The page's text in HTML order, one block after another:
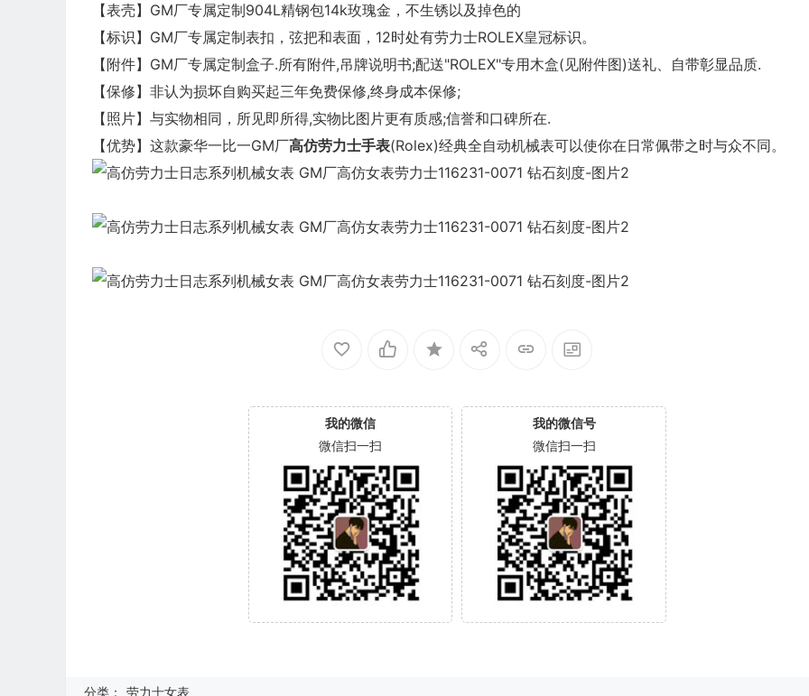
【表壳】GM厂专属定制904L精钢包14k玫瑰金，不生锈以及掉色的
【标识】GM厂专属定制表扣，弦把和表面，12时处有劳力士ROLEX皇冠标识。
【附件】GM厂专属定制盒子.所有附件,吊牌说明书;配送"ROLEX"专用木盒(见附件图)送礼、自带彰显品质.
【保修】非认为损坏自购买起三年免费保修,终身成本保修;
【照片】与实物相同，所见即所得,实物比图片更有质感;信誉和口碑所在.
【优势】这款豪华一比一GM厂高仿劳力士手表(Rolex)经典全自动机械表可以使你在日常佩带之时与众不同。
我的微信
微信扫一扫
我的微信号
微信扫一扫
分类： 劳力士女表